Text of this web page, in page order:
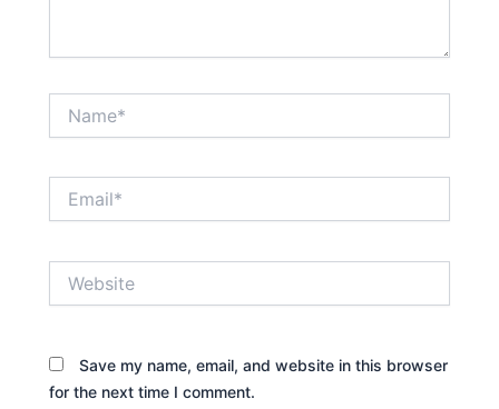
Save my name, email, and website in this browser
for the next time I comment.